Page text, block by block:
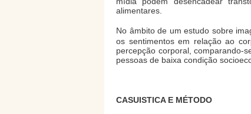
alimentares.
No âmbito de um estudo sobre
os sentimentos em relação ao
percepção corporal, comparando-
pessoas de baixa condição
CASUISTICA E MÉTODO